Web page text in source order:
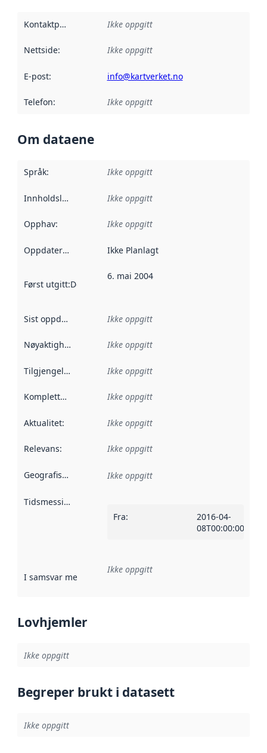
Kontaktpunkt Ikke oppgitt
Nettside: Ikke oppgitt
E-post: info@kartverket.no
Telefon: Ikke oppgitt
Om dataene
Språk: Ikke oppgitt
Innholdsleverandører :
Ikke oppgitt
Opphav: Ikke oppgitt
Oppdateringsfrekvens :
Ikke Planlagt
Først utgitt:Denne datoen sier når dataene i dette
6. mai 2004
Sist oppdatert Ikke oppgitt
Nøyaktighet Ikke oppgitt
Tilgjengelighet Ikke oppgitt
Kompletthet Ikke oppgitt
Aktualitet: Ikke oppgitt
Relevans: Ikke oppgitt
Geografisk avgrensning :
Ikke oppgitt
Tidsmessig avgrensning
Fra:
2016-04-
08T00:00:00Z
I samsvar med Referanse til en implementasjonsregel
Ikke oppgitt
Lovhjemler
Ikke oppgitt
Begreper brukt i datasett
Ikke oppgitt